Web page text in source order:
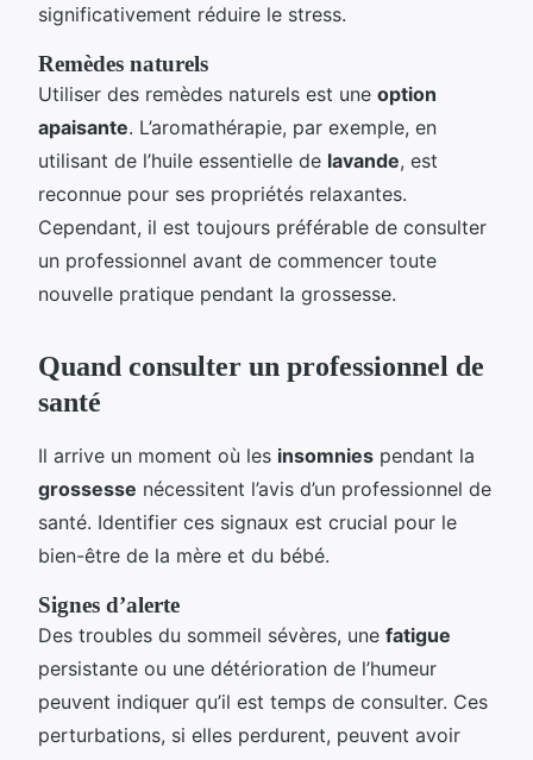
significativement réduire le stress.
Remèdes naturels
Utiliser des remèdes naturels est une option
apaisante. L’aromathérapie, par exemple, en
utilisant de l’huile essentielle de lavande, est
reconnue pour ses propriétés relaxantes.
Cependant, il est toujours préférable de consulter
un professionnel avant de commencer toute
nouvelle pratique pendant la grossesse.
Quand consulter un professionnel de
santé
Il arrive un moment où les insomnies pendant la
grossesse nécessitent l’avis d’un professionnel de
santé. Identifier ces signaux est crucial pour le
bien-être de la mère et du bébé.
Signes d’alerte
Des troubles du sommeil sévères, une fatigue
persistante ou une détérioration de l’humeur
peuvent indiquer qu’il est temps de consulter. Ces
perturbations, si elles perdurent, peuvent avoir